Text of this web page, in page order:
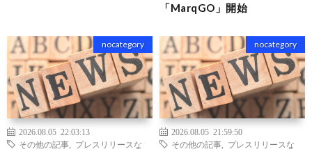
「MarqGO」開始
nocategory
2026.08.05 22:03:13
その他の記事
プレスリリースな
nocategory
2026.08.05 21:59:50
その他の記事
プレスリリースな